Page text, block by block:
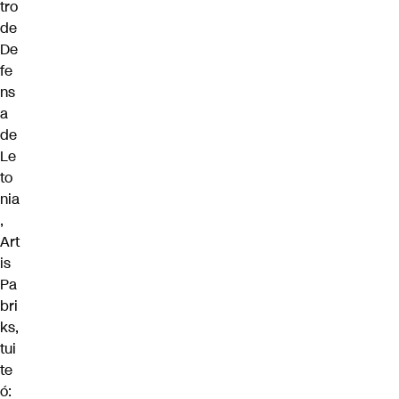
tro
de
De
fe
ns
a
de
Le
to
nia
,
Art
is
Pa
bri
ks,
tui
te
ó: